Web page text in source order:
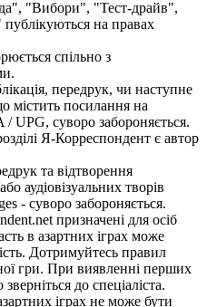
"Вибори", "Тест-драйв",
на правах
спільно з
передрук, чи наступне
містить посилання на
/ UPG, суворо забороняється.
Я-Корреспондент є автор
та відтворення
аудіовізуальних творів
- суворо забороняється.
призначені для осіб
в азартних іграх може
Дотримуйтесь правил
гри. При виявленні перших
до спеціаліста.
іграх не може бути